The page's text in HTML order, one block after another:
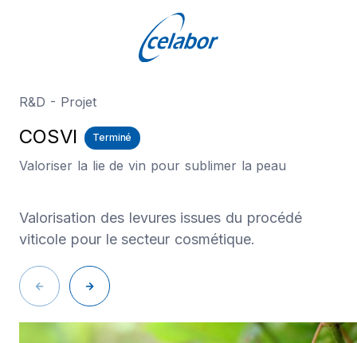
R&D - Projet
COSVI Terminé
Valoriser la lie de vin pour sublimer la peau
Valorisation des levures issues du procédé
viticole pour le secteur cosmétique.